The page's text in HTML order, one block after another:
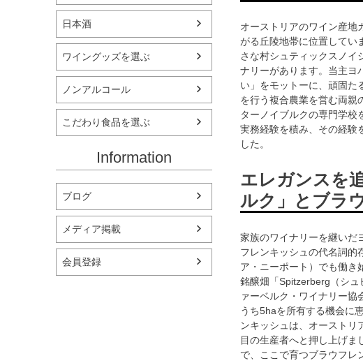
日本酒
ワイングッズを選ぶ
ノンアルコール
こだわり食品を選ぶ
Information
ブログ
メディア掲載
会員登録
オーストリアのワイン産地
がる丘陵地帯に位置してい
さな村シュティックスノイ
ナリーがあります。当主ヨ
い」をモットーに、頑固た
を行う複合農業を営む両親
ターノイブルクの専門学校
実務経験を積み、その経験
した。
エレガンスを
ルク」とブラ
家族のワイナリーを継いだ
フレンキッシュの代名詞
ア・ニーポート）でも働き
銘醸畑「Spitzerberg（シ
ァーベルク・ワイナリー
うち5haを所有する機会に
ンキッシュは、オーストリ
目の生産者へと押し上げま
で、ここで育つブラウフレ